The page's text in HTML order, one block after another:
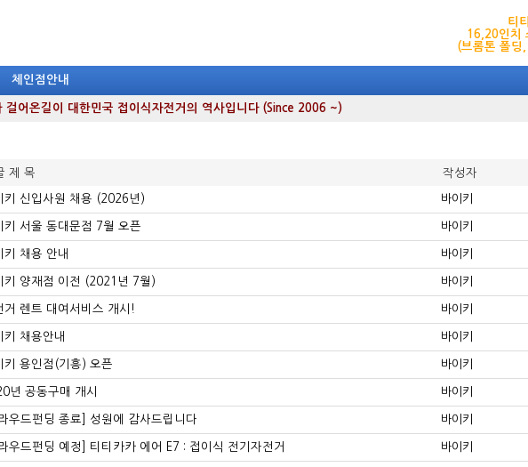
티
16,20인치
(브롬톤 폴딩
체인점안내
걸어온길이 대한민국 접이식자전거의 역사입니다 (Since 2006 ~)
제 목 작성자
키 신입사원 채용 (2026년) 바이키
키 서울 동대문점 7월 오픈 바이키
키 채용 안내 바이키
키 양재점 이전 (2021년 7월) 바이키
거 렌트 대여서비스 개시! 바이키
키 채용안내 바이키
키 용인점(기흥) 오픈 바이키
년 공동구매 개시 바이키
우드펀딩 종료] 성원에 감사드립니다 바이키
우드펀딩 예정] 티티카카 에어 E7 : 접이식 전기자전거 바이키